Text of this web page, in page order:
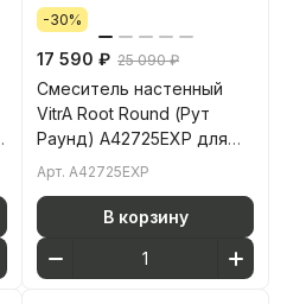
-30%
17 590 ₽ 25 090 ₽
Смеситель настенный
VitrA Root Round (Рут
Раунд) A42725EXP для
ванны однорычажный
Арт. A42725EXP
В корзину